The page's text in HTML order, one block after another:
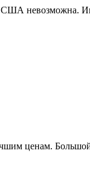
США невозможна.
ценам.